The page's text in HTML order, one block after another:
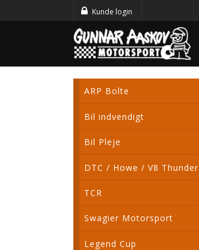
Kunde login
ARP Bolte
Bil indvendigt
Bil Pleje
DTC / Howe / V8 Thunder
TCR
Swagier Motorsport
Legend Cup